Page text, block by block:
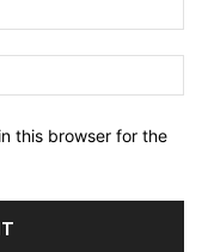
this browser for the